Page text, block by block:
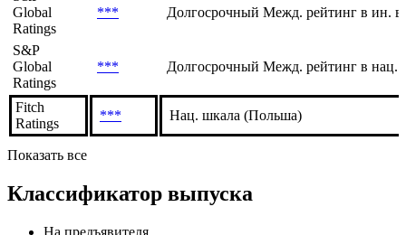
Moody's
Investors
Service
***
Долгосрочный Межд. рейтинг в нац.
S&P
Global
Ratings
*** Долгосрочный Межд. рейтинг в ин.
S&P
Global
Ratings